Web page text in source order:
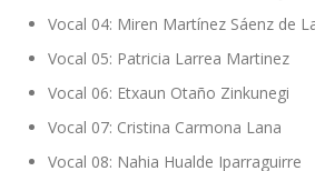
Vocal 04: Miren Martínez Sáenz de
Vocal 05: Patricia Larrea Martinez
Vocal 06: Etxaun Otaño Zinkunegi
Vocal 07: Cristina Carmona Lana
Vocal 08: Nahia Hualde Iparraguirre